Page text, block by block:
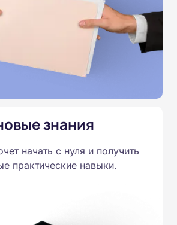
удостоверение о повышении
образца.
знания
начать с нуля и получить
практические навыки.